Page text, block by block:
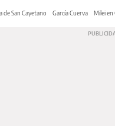
de San Cayetano García Cuerva Milei en